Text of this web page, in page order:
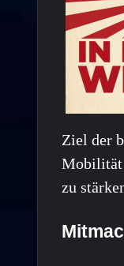
Ziel der
Mobilität
zu